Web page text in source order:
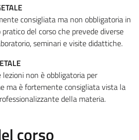
consigliata ma non obbligatoria in
del corso che prevede diverse
seminari e visite didattiche.
non è obbligatoria per
ma è fortemente consigliata vista la
della materia.
corso